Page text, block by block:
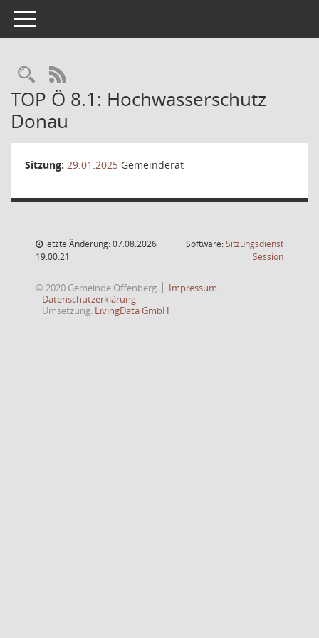
Toggle navigation
RSS-Feed
TOP Ö 8.1: Hochwasserschutz
Donau
Sitzung: 29.01.2025 Gemeinderat
letzte Änderung: 07.08.2026
19:00:21
Software:Sitzungsdienst
Session(Wird in
© 2020 Gemeinde Offenberg
Impressum
Datenschutzerklärung
Umsetzung: LivingData GmbH